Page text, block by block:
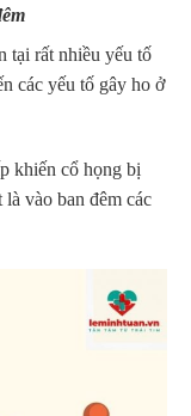
tại rất nhiều yếu tố
các yếu tố gây ho ở
khiến cổ họng bị
vào ban đêm các